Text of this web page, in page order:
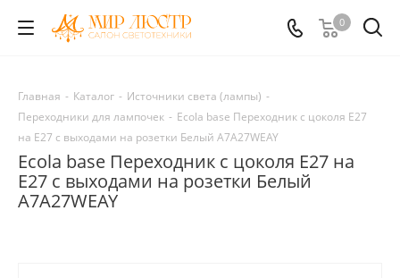
0
Главная - Каталог - Источники света (лампы) -
Переходники для лампочек - Ecola base Переходник с цоколя E27
на Е27 c выходами на розетки Белый A7A27WEAY
Ecola base Переходник с цоколя E27 на
Е27 c выходами на розетки Белый
A7A27WEAY